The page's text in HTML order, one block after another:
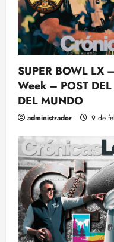
SUPER BOWL LX
Week – POST
DEL MUNDO
administrador 9 de